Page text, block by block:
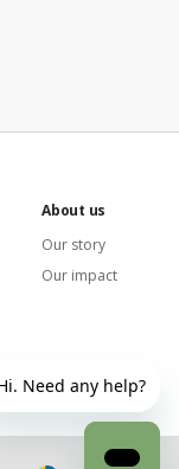
About us
Our story
Our impact